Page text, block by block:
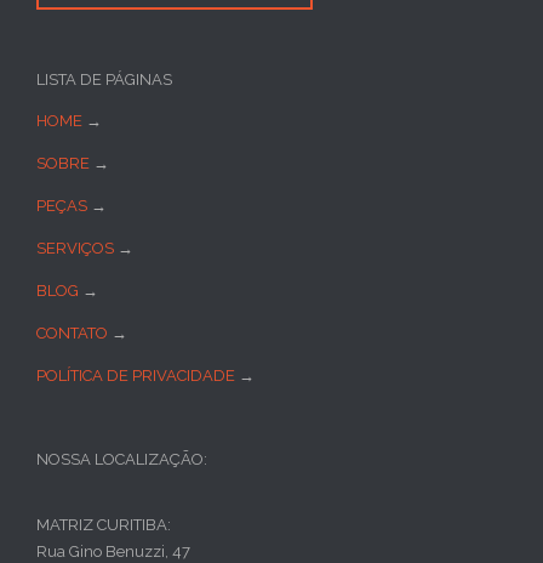
LISTA DE PÁGINAS
HOME →
SOBRE →
PEÇAS →
SERVIÇOS →
BLOG →
CONTATO →
POLÍTICA DE PRIVACIDADE →
NOSSA LOCALIZAÇÃO:
MATRIZ CURITIBA:
Rua Gino Benuzzi, 47